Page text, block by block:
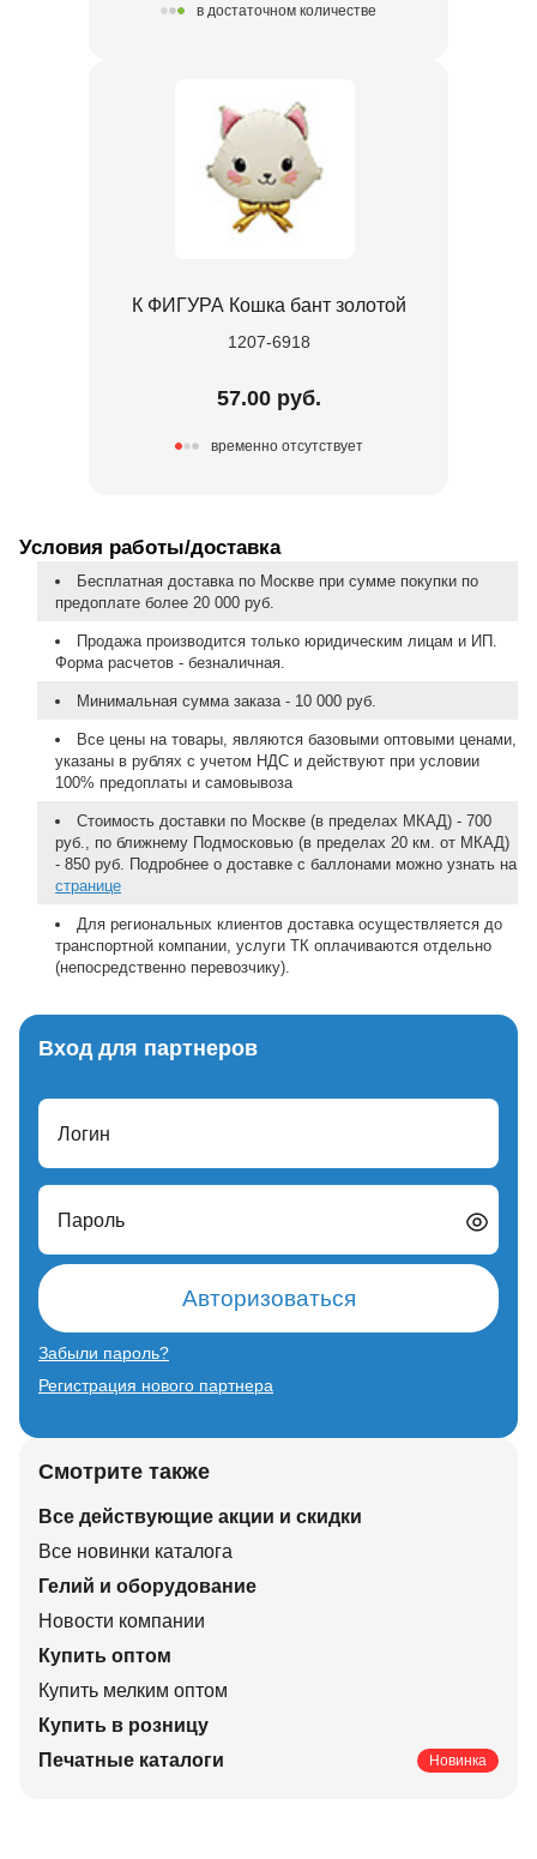
в достаточном количестве
К ФИГУРА Кошка бант золотой
1207-6918
57.00 руб.
временно отсутствует
Условия работы/доставка
Бесплатная доставка по Москве при сумме покупки по
предоплате более 20 000 руб.
Продажа производится только юридическим лицам и ИП.
Форма расчетов - безналичная.
Минимальная сумма заказа - 10 000 руб.
Все цены на товары, являются базовыми оптовыми ценами,
указаны в рублях с учетом НДС и действуют при условии
100% предоплаты и самовывоза
Стоимость доставки по Москве (в пределах МКАД) - 700
руб., по ближнему Подмосковью (в пределах 20 км. от МКАД)
- 850 руб. Подробнее о доставке с баллонами можно узнать на
странице
Для региональных клиентов доставка осуществляется до
транспортной компании, услуги ТК оплачиваются отдельно
(непосредственно перевозчику).
Вход для партнеров
Логин
Пароль
Авторизоваться
Забыли пароль?
Регистрация нового партнера
Смотрите также
Все действующие акции и скидки
Все новинки каталога
Гелий и оборудование
Новости компании
Купить оптом
Купить мелким оптом
Купить в розницу
Печатные каталоги
Новинка